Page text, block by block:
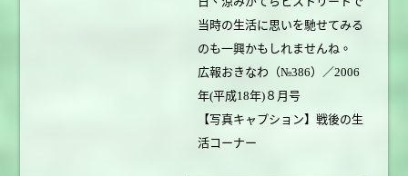
当時の生活に思いを馳せてみる
のも一興かもしれませんね。
広報おきなわ（№386）／2006
年(平成18年)８月号
【写真キャプション】戦後の生
活コーナー